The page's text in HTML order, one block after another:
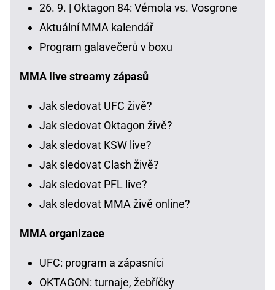
26. 9. | Oktagon 84: Vémola vs. Vosgrone
Aktuální MMA kalendář
Program galavečerů v boxu
MMA live streamy zápasů
Jak sledovat UFC živě?
Jak sledovat Oktagon živě?
Jak sledovat KSW live?
Jak sledovat Clash živě?
Jak sledovat PFL live?
Jak sledovat MMA živě online?
MMA organizace
UFC: program a zápasníci
OKTAGON: turnaje, žebříčky